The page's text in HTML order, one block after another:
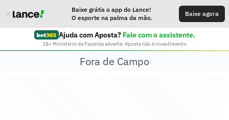
Baixe grátis o app do Lance!
O esporte na palma da mão.
Baixe agora
Ajuda com Aposta? Fale com o assistente.
18+ Ministério da Fazenda adverte: Aposta não é investimento
Fora de Campo